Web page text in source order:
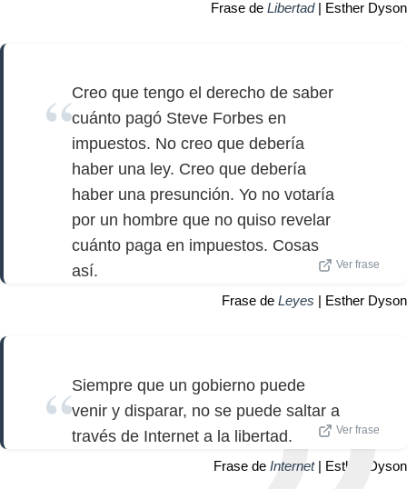
Frase de Libertad| Esther Dyson
Creo que tengo el derecho de saber
cuánto pagó Steve Forbes en
impuestos. No creo que debería
haber una ley. Creo que debería
haber una presunción. Yo no votaría
por un hombre que no quiso revelar
cuánto paga en impuestos. Cosas
así.
Ver frase
Frase de Leyes | Esther Dyson
Siempre que un gobierno puede
venir y disparar, no se puede saltar a
través de Internet a la libertad.
Ver frase
Frase de Internet| Esther Dyson